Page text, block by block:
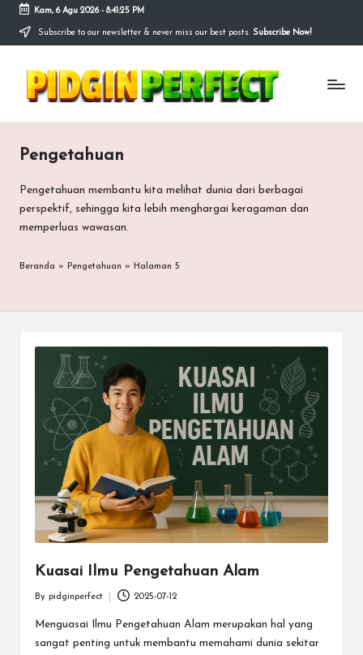
Skip
content
Kam, 6 Agu 2026- 8:41:26 PM
Subscribe to our newsletter & never miss our best posts. Subscribe Now!
P
g
i
n
r
Bersama
kita
yang
baik
Pengetahuan
Pengetahuan membantu kita melihat dunia dari berbagai
perspektif, sehingga kita lebih menghargai keragaman dan
memperluas wawasan.
Beranda » Pengetahuan » Halaman 5
Kuasai Ilmu Pengetahuan Alam
Posted
by
By pidginperfect 2025-07-12
Menguasai Ilmu Pengetahuan Alam merupakan hal yang
sangat penting untuk membantu memahami dunia sekitar